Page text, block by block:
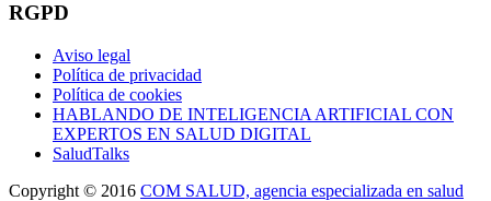
RGPD
Aviso legal
Política de privacidad
Política de cookies
HABLANDO DE INTELIGENCIA ARTIFICIAL CON
EXPERTOS EN SALUD DIGITAL
SaludTalks
Copyright © 2016 COM SALUD, agencia especializada en salud